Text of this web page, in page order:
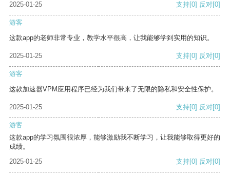
2025-01-25 支持[0] 反对[0]
游客
这款app的老师非常专业，教学水平很高，让我能够学到实用的知识。
2025-01-25 支持[0] 反对[0]
游客
这款加速器VPM应用程序已经为我们带来了无限的隐私和安全性保护。
2025-01-25 支持[0] 反对[0]
游客
这款app的学习氛围很浓厚，能够激励我不断学习，让我能够取得更好的
成绩。
2025-01-25
支持[0] 反对[0]